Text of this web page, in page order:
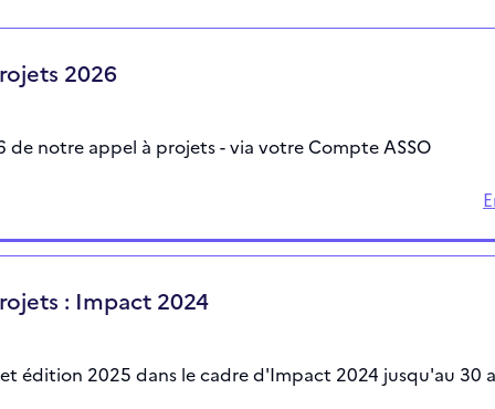
2026
de notre appel à projets - via votre Compte ASSO
: Impact 2024
édition 2025 dans le cadre d'Impact 2024 jusqu'au 30